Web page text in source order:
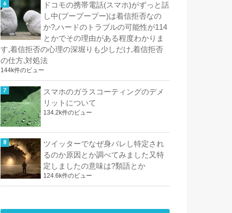
ドコモの携帯電話(スマホ)がずっと話
し中(プープープー)は着信拒否なの
か?,ハードのトラブルの可能性が114
とかでその理由がある程度わかりま
す,着信拒否の心理の深堀りも少しだけ,着信拒否
の仕方,対処法
144k件のビュー
スマホのガラスコーティングのデメ
リットについて
134.2k件のビュー
ツイッターでなぜ身バレし特定され
るのか原因とか調べてみました又特
定しましたの意味は?類語とか
124.6k件のビュー